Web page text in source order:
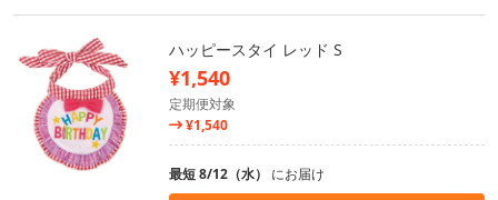
ハッピースタイ レッド S
¥1,540
定期便対象
¥1,540
最短 8/12（水） にお届け